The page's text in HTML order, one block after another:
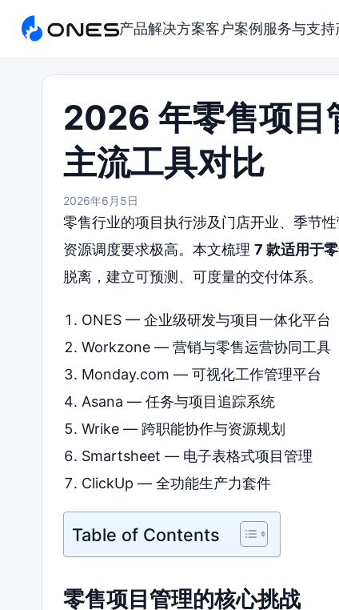
产品解决方案客户案例 服务与支持
2026 年零售项目
主流工具对比
2026年6月5日
零售行业的项目执行涉及门店开业、季节
资源调度要求极高。本文梳理 7 款适用于
脱离，建立可预测、可度量的交付体系。
ONES — 企业级研发与项目一体化平台
Workzone — 营销与零售运营协同工具
Monday.com — 可视化工作管理平台
Asana — 任务与项目追踪系统
Wrike — 跨职能协作与资源规划
Smartsheet — 电子表格式项目管理
ClickUp — 全功能生产力套件
Table of Contents
零售项目管理的核心挑战